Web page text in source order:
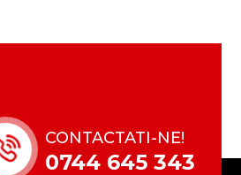
CONTACTATI-NE!
0744 645 343